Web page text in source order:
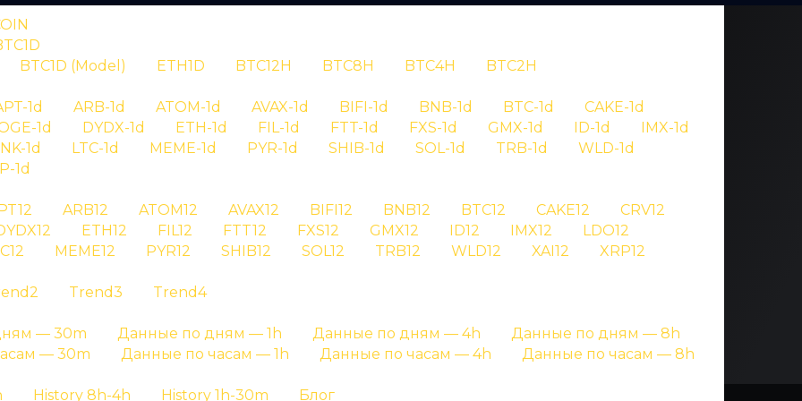
BTC1D (Model)
ETH1D BTC12H BTC8H BTC4H
BTC2H
1d ARB-1d ATOM-1d AVAX-1d BIFI-1d BNB-1d BTC-1d
CAKE-1d
1d DYDX-1d ETH-1d FIL-1d FTT-1d FXS-1d GMX-1d ID-1d
IMX-1d
1d LTC-1d MEME-1d PYR-1d SHIB-1d SOL-1d TRB-1d
WLD-1d
1d
ARB12 ATOM12 AVAX12 BIFI12 BNB12 BTC12 CAKE12
CRV12
ETH12 FIL12 FTT12 FXS12 GMX12 ID12 IMX12
LDO12
MEME12 PYR12 SHIB12 SOL12 TRB12 WLD12 XAI12
XRP12
Trend3
Trend4
— 30m
Данные по дням — 1h Данные по дням — 4h
Данные по дням — 8h
— 30m
Данные по часам — 1h Данные по часам — 4h
Данные по часам — 8h
History 8h-4h History 1h-30m Блог
aave id 723
сигнала aave id 723 - детальная информация о сигнале криптовалют